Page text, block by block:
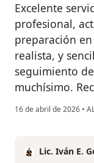
Excelente
profesional,
preparación
realista, y
seguimiento
muchísimo.
16 de abril de 2026 •
Lic. Iván E.